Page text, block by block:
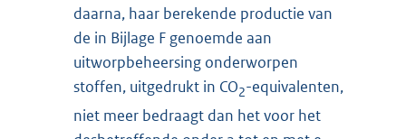
daarna, haar berekende productie van
de in Bijlage F genoemde aan
uitworpbeheersing onderworpen
stoffen, uitgedrukt in CO2-equivalenten,
niet meer bedraagt dan het voor het